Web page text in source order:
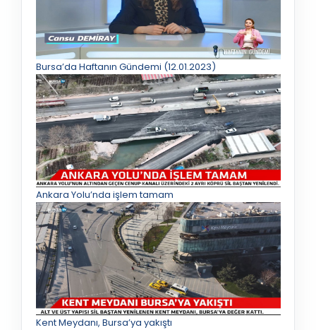
Bursa’da Haftanın Gündemi (12.01.2023)
Ankara Yolu’nda işlem tamam
Kent Meydanı, Bursa’ya yakıştı